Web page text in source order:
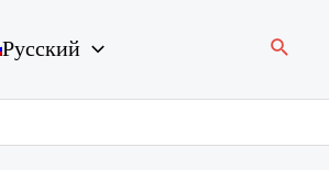
Русский Поиск